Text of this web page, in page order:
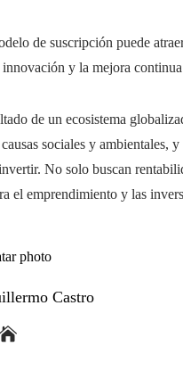
de suscripción puede
y la mejora
de un ecosistema
sociales y ambientales,
No solo buscan
el emprendimiento y las
Castro